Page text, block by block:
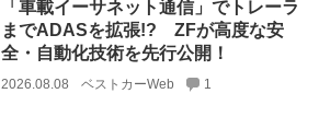
「車載イーサネット通信」でトレーラ
までADASを拡張!? ZFが高度な安
全・自動化技術を先行公開！
2026.08.08 ベストカーWeb 1